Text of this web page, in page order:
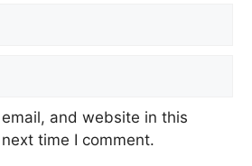
and website in this
time I comment.